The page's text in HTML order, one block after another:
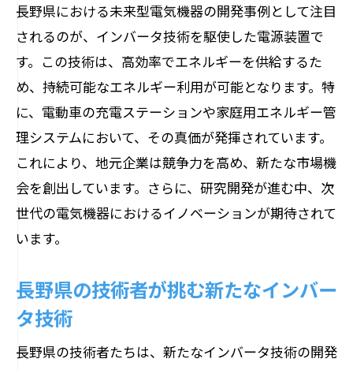
長野県における未来型電気機器の開発事例として注目
されるのが、インバータ技術を駆使した電源装置で
す。この技術は、高効率でエネルギーを供給するた
め、持続可能なエネルギー利用が可能となります。特
に、電動車の充電ステーションや家庭用エネルギー管
理システムにおいて、その真価が発揮されています。
これにより、地元企業は競争力を高め、新たな市場機
会を創出しています。さらに、研究開発が進む中、次
世代の電気機器におけるイノベーションが期待されて
います。
長野県の技術者が挑む新たなインバー
タ技術
長野県の技術者たちは、新たなインバータ技術の開発